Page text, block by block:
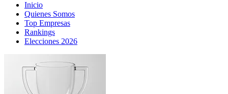
Inicio
Quienes Somos
Top Empresas
Rankings
Elecciones 2026